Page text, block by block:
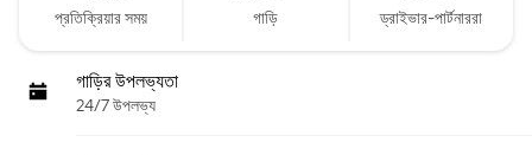
প্রতিক্রিয়ার সময় গাড়ি ড্রাইভার-পার্টনাররা
গাড়ির উপলভ্যতা
24/7 উপলভ্য